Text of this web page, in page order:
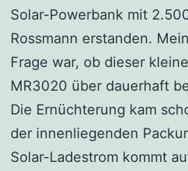
Solar-Powerbank mit
Rossmann erstanden.
Frage war, ob dieser
MR3020 über dauerhaft
Die Ernüchterung kam
der innenliegenden
Solar-Ladestrom kommt